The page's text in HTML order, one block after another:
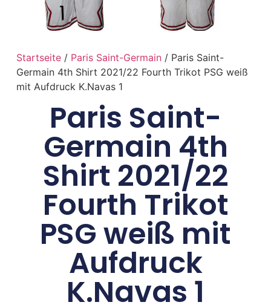
Startseite/ Paris Saint-Germain/ Paris Saint-
Germain 4th Shirt 2021/22 Fourth Trikot PSG weiß
mit Aufdruck K.Navas 1
Paris Saint-
Germain 4th
Shirt 2021/22
Fourth Trikot
PSG weiß mit
Aufdruck
K.Navas 1